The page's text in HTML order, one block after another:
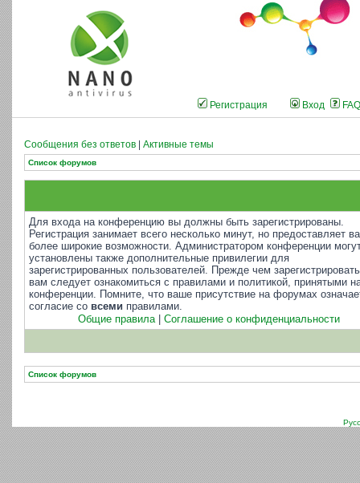
Регистрация Вход FAQ
Сообщения без ответов Активные темы
Список форумов
Для входа на конференцию вы должны быть зарегистрированы.
Регистрация занимает всего несколько минут, но предоставляет
более широкие возможности. Администратором конференции
установлены также дополнительные привилегии для
зарегистрированных пользователей. Прежде чем
вам следует ознакомиться с правилами и политикой, принятыми
конференции. Помните, что ваше присутствие на форумах
согласие со всеми правилами.
Общие правила| Соглашение о конфиденциальности
Список форумов